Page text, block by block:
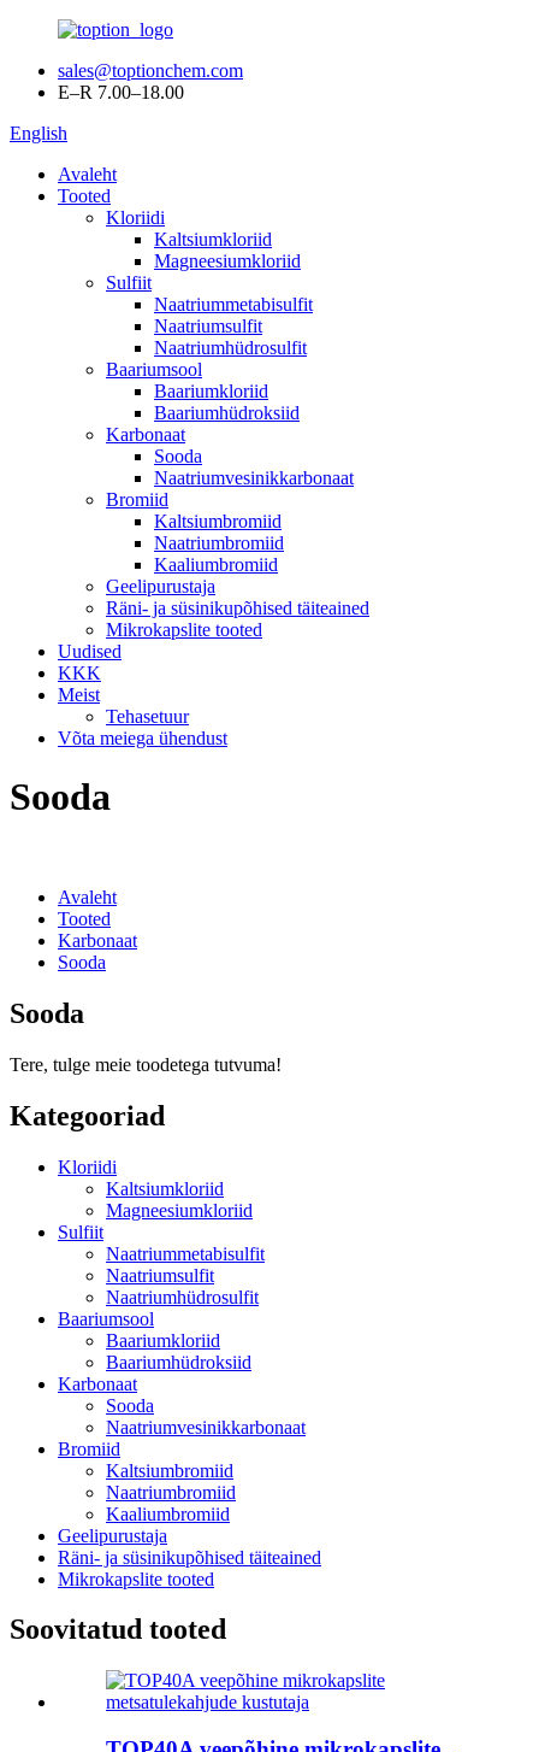
sales@toptionchem.com
E–R 7.00–18.00
English
Avaleht
Tooted
Kloriidi
Kaltsiumkloriid
Magneesiumkloriid
Sulfiit
Naatriummetabisulfit
Naatriumsulfit
Naatriumhüdrosulfit
Baariumsool
Baariumkloriid
Baariumhüdroksiid
Karbonaat
Sooda
Naatriumvesinikkarbonaat
Bromiid
Kaltsiumbromiid
Naatriumbromiid
Kaaliumbromiid
Geelipurustaja
Räni- ja süsinikupõhised täiteained
Mikrokapslite tooted
Uudised
KKK
Meist
Tehasetuur
Võta meiega ühendust
Sooda
Avaleht
Tooted
Karbonaat
Sooda
Sooda
Tere, tulge meie toodetega tutvuma!
Kategooriad
Kloriidi
Kaltsiumkloriid
Magneesiumkloriid
Sulfiit
Naatriummetabisulfit
Naatriumsulfit
Naatriumhüdrosulfit
Baariumsool
Baariumkloriid
Baariumhüdroksiid
Karbonaat
Sooda
Naatriumvesinikkarbonaat
Bromiid
Kaltsiumbromiid
Naatriumbromiid
Kaaliumbromiid
Geelipurustaja
Räni- ja süsinikupõhised täiteained
Mikrokapslite tooted
Soovitatud tooted